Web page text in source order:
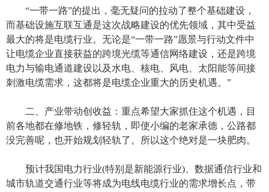
“一带一路”的提出，毫无疑问的拉动了整个基础建设，
而基础设施互联互通是这次战略建设的优先领域，其中受益
最大的将是电缆行业。无论是“一带一路”愿景与行动文件中
让电缆企业直接获益的跨境光缆等通信网络建设，还是跨境
电力与输电通道建设以及水电、核电、风电、太阳能等间接
刺激电缆需求，这都将是电缆企业重大的历史机遇。”
二、产业带动创收益：重点希望大家抓住这个机遇，目
前各地都在修地铁，修轻轨，即使小编的老家承德，公路都
没完善呢，也开始规划轻轨了。所以这个绝对是一块肥肉。
预计我国电力行业(特别是新能源行业)、数据通信行业和
城市轨道交通行业等将成为电线电缆行业的需求增长点，带